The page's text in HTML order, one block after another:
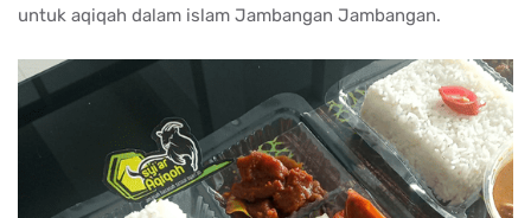
untuk aqiqah dalam islam Jambangan Jambangan.